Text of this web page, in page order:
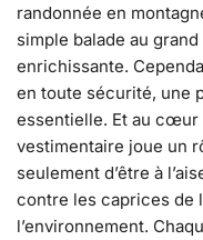
randonnée en
simple balade au
enrichissante.
en toute sécurité, une
essentielle. Et au cœur
vestimentaire joue un
seulement d’être à
contre les caprices de
l’environnement.